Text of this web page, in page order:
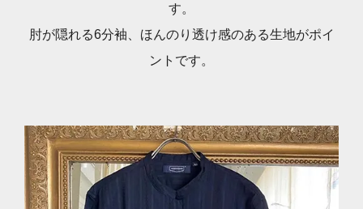
す。
肘が隠れる6分袖、ほんのり透け感のある生地がポイ
ントです。